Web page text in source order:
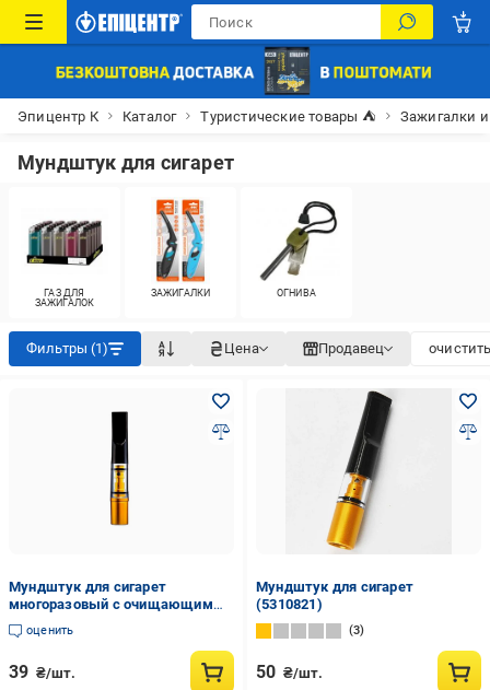
Эпицентр К Каталог Туристические товары ⛺ Зажигалки
Мундштук для сигарет
ГАЗ ДЛЯ
ЗАЖИГАЛОК
ЗАЖИГАЛКИ ОГНИВА
Фильтры (1) Цена Продавец
Мундштук для сигарет
многоразовый с очищающим
фильтром 1 шт. Черный с
золотистым (2610823757)
оценить
39 ₴/шт.
Мундштук для сигарет
(5310821)
3
50 ₴/шт.